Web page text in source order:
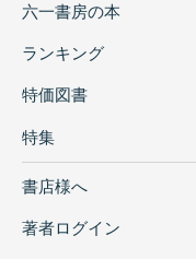
六一書房の本
ランキング
特価図書
特集
書店様へ
著者ログイン